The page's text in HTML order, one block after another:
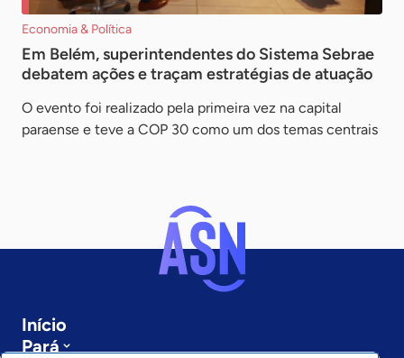
Economia & Política
Em Belém, superintendentes do Sistema Sebrae
debatem ações e traçam estratégias de atuação
O evento foi realizado pela primeira vez na capital
paraense e teve a COP 30 como um dos temas centrais
Início
Pará